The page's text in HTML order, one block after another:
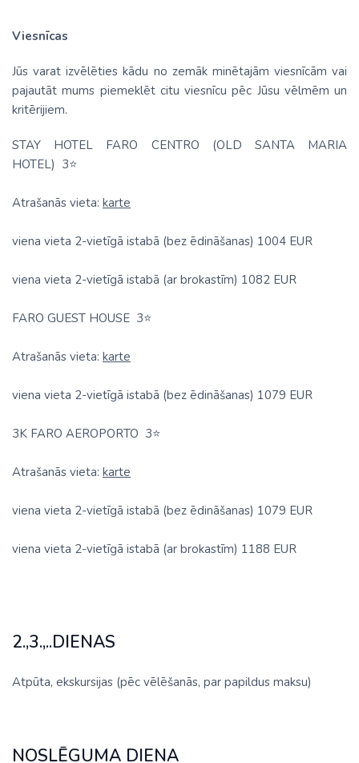
Viesnīcas
Jūs varat izvēlēties kādu no zemāk minētajām viesnīcām vai
pajautāt mums piemeklēt citu viesnīcu pēc Jūsu vēlmēm un
kritērijiem.
STAY HOTEL FARO CENTRO (OLD SANTA MARIA
HOTEL) 3⭐
Atrašanās vieta: karte
viena vieta 2-vietīgā istabā (bez ēdināšanas) 1004 EUR
viena vieta 2-vietīgā istabā (ar brokastīm) 1082 EUR
FARO GUEST HOUSE 3⭐
Atrašanās vieta: karte
viena vieta 2-vietīgā istabā (bez ēdināšanas) 1079 EUR
3K FARO AEROPORTO 3⭐
Atrašanās vieta: karte
viena vieta 2-vietīgā istabā (bez ēdināšanas) 1079 EUR
viena vieta 2-vietīgā istabā (ar brokastīm) 1188 EUR
2.,3.,..DIENAS
Atpūta, ekskursijas (pēc vēlēšanās, par papildus maksu)
NOSLĒGUMA DIENA